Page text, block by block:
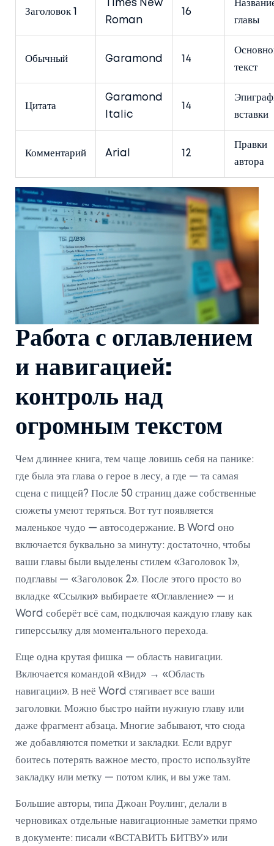
Заголовок 1
Times New
Roman
16
главы
Обычный Garamond 14
текст
Цитата
Garamond
Italic
14
вставки
Комментарий Arial 12
Правки
автора
Работа с оглавлением
и навигацией:
контроль над
огромным текстом
Чем длиннее книга, тем чаще ловишь себя на панике:
где была эта глава о герое в лесу, а где — та самая
сцена с пиццей? После 50 страниц даже собственные
сюжеты умеют теряться. Вот тут появляется
маленькое чудо — автосодержание. В Word оно
включается буквально за минуту: достаточно, чтобы
ваши главы были выделены стилем «Заголовок 1»,
подглавы — «Заголовок 2». После этого просто во
вкладке «Ссылки» выбираете «Оглавление» — и
Word соберёт всё сам, подключая каждую главу как
гиперссылку для моментального перехода.
Еще одна крутая фишка — область навигации.
Включается командой «Вид» → «Область
навигации». В неё Word стягивает все ваши
заголовки. Можно быстро найти нужную главу или
даже фрагмент абзаца. Многие забывают, что сюда
же добавляются пометки и закладки. Если вдруг
боитесь потерять важное место, просто используйте
закладку или метку — потом клик, и вы уже там.
Большие авторы, типа Джоан Роулинг, делали в
черновиках отдельные навигационные заметки прямо
в документе: писали «ВСТАВИТЬ БИТВУ» или